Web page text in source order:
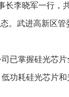
长李晓军一行，
。武进高新区管
已掌握硅光芯
功耗硅光芯片和